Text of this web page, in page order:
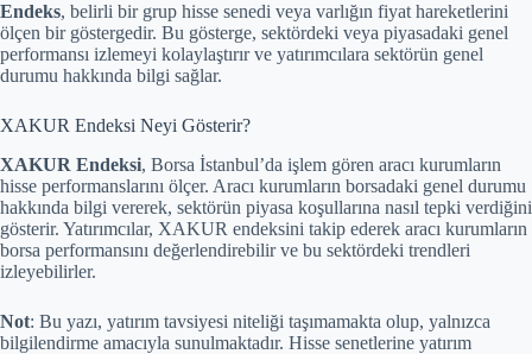
Endeks, belirli bir grup hisse senedi veya varlığın fiyat hareketlerini
ölçen bir göstergedir. Bu gösterge, sektördeki veya piyasadaki genel
performansı izlemeyi kolaylaştırır ve yatırımcılara sektörün genel
durumu hakkında bilgi sağlar.
XAKUR Endeksi Neyi Gösterir?
XAKUR Endeksi, Borsa İstanbul’da işlem gören aracı kurumların
hisse performanslarını ölçer. Aracı kurumların borsadaki genel durumu
hakkında bilgi vererek, sektörün piyasa koşullarına nasıl tepki verdiğini
gösterir. Yatırımcılar, XAKUR endeksini takip ederek aracı kurumların
borsa performansını değerlendirebilir ve bu sektördeki trendleri
izleyebilirler.
Not: Bu yazı, yatırım tavsiyesi niteliği taşımamakta olup, yalnızca
bilgilendirme amacıyla sunulmaktadır. Hisse senetlerine yatırım